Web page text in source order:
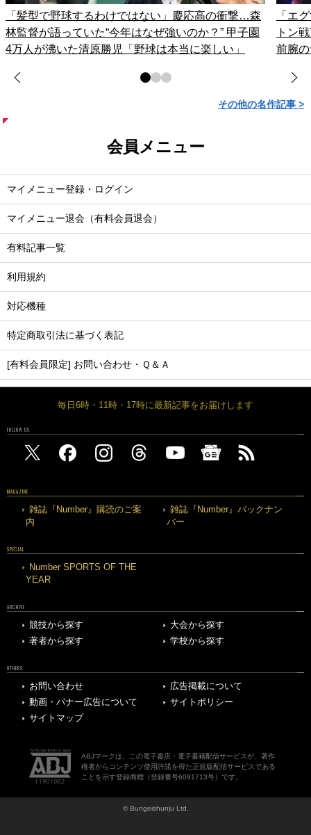
「髪型で野球するわけではない」慶応高の衝撃…森
林監督が語っていた“今年はなぜ強いのか？” 甲子園
4万人が沸いた清原勝児「野球は本当に楽しい」
「エ
トン
前腕
その他の名作記事 >
会員メニュー
マイメニュー登録・ログイン
マイメニュー退会（有料会員退会）
有料記事一覧
利用規約
対応機種
特定商取引法に基づく表記
[有料会員限定] お問い合わせ・Ｑ＆Ａ
毎日6時・11時・17時に最新記事をお届けします
FOLLOW US
MAGAZINE
雑誌『Number』購読のご案
内
雑誌『Number』バックナン
バー
SPECIAL
Number SPORTS OF THE
YEAR
ARCHIVE
競技から探す
大会から探す
著者から探す
学校から探す
OTHERS
お問い合わせ
広告掲載について
動画・バナー広告について
サイトポリシー
サイトマップ
ABJマークは、この電子書店・電子書籍配信サービスが、著作
権者からコンテンツ使用許諾を得た正規版配信サービスである
ことを示す登録商標（登録番号6091713号）です。
© Bungeishunju Ltd.